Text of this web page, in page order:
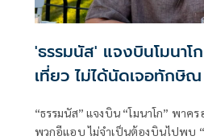
'ธรรมนัส' แจงบินโมนาโ
เที่ยว ไม่ได้นัดเจอทักษิ
“ธรรมนัส” แจงบิน “โมนาโก” พาค
พวกอีแอบ ไม่จำเป็นต้องบินไปพบ